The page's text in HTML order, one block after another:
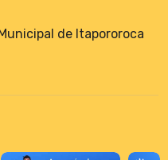
de Itapororoca